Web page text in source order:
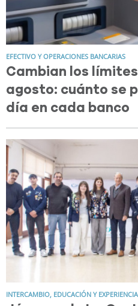
EFECTIVO Y OPERACIONES BANCARIAS
Cambian los
agosto: cuánto se
día en cada banco
INTERCAMBIO, EDUCACIÓN Y